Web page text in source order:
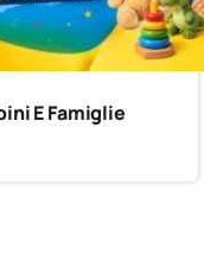
E Famiglie